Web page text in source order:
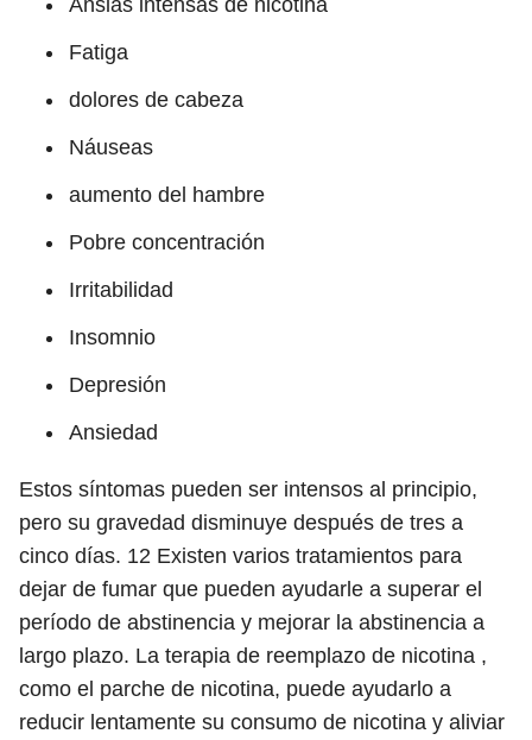
Ansias intensas de nicotina
Fatiga
dolores de cabeza
Náuseas
aumento del hambre
Pobre concentración
Irritabilidad
Insomnio
Depresión
Ansiedad
Estos síntomas pueden ser intensos al principio,
pero su gravedad disminuye después de tres a
cinco días. 12 Existen varios tratamientos para
dejar de fumar que pueden ayudarle a superar el
período de abstinencia y mejorar la abstinencia a
largo plazo. La terapia de reemplazo de nicotina ,
como el parche de nicotina, puede ayudarlo a
reducir lentamente su consumo de nicotina y aliviar